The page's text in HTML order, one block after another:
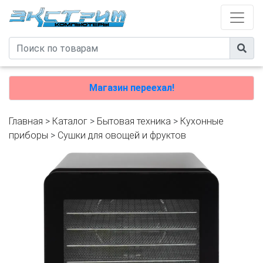
Магазин переехал!
Главная > Каталог > Бытовая техника > Кухонные
приборы > Сушки для овощей и фруктов